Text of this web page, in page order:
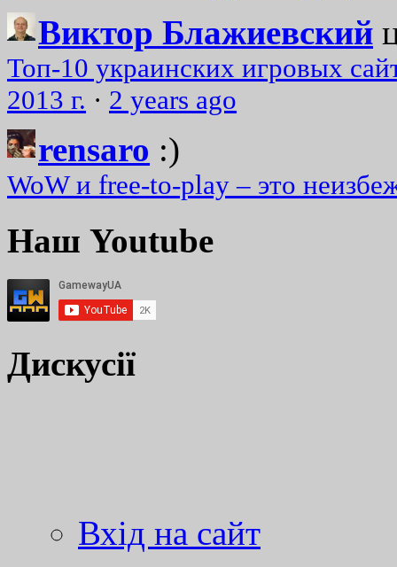
Виктор Блажиевский
Топ-10 украинских игровых
2013 г. · 2 years ago
rensaro :)
WoW и free-to-play – это
Наш Youtube
Дискусії
Вхід на сайт